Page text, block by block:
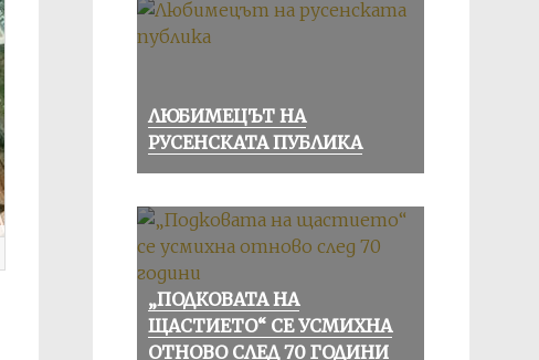
ЛЮБИМЕЦЪТ НА
РУСЕНСКАТА ПУБЛИКА
„ПОДКОВАТА НА
ЩАСТИЕТО“ СЕ УСМИХНА
ОТНОВО СЛЕД 70 ГОДИНИ